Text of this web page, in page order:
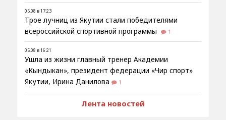
05.08 в 17:23
Трое лучниц из Якутии стали победителями
всероссийской спортивной программы
1
05.08 в 16:21
Ушла из жизни главный тренер Академии
«Кындыкан», президент федерации «Чир спорт»
Якутии, Ирина Данилова
1
Лента новостей